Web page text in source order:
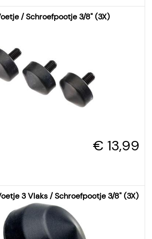
/ Schroefpootje 3/8" (3X)
€ 13,99
3 Vlaks / Schroefpootje 3/8" (3X)